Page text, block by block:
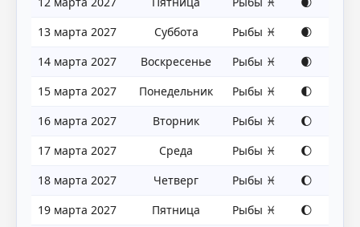
13 марта 2027
Суббота Рыбы ♓
🌒
14 марта 2027
Воскресенье Рыбы ♓
🌒
15 марта 2027
Понедельник Рыбы ♓
🌓
16 марта 2027
Вторник Рыбы ♓
🌔
17 марта 2027
Среда Рыбы ♓
🌔
18 марта 2027
Четверг Рыбы ♓
🌔
19 марта 2027
Пятница Рыбы ♓
🌔